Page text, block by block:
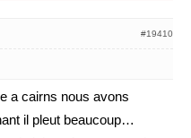
#19410
a cairns nous avons
il pleut beaucoup…